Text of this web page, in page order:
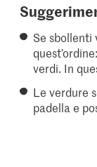
Se sbollenti
verdi. In
Le verdure
padella e